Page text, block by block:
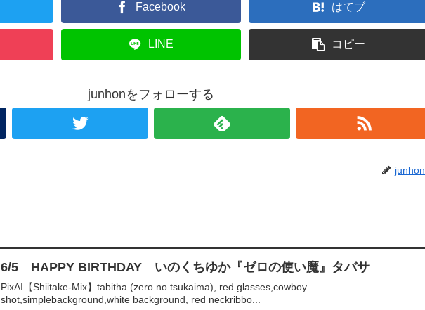
Facebook はてブ
LINE コピー
junhonをフォローする
junhon
6/5 HAPPY BIRTHDAY いのくちゆか『ゼロの使い魔』タバサ
PixAI【Shiitake-Mix】tabitha (zero no tsukaima), red glasses,cowboy
shot,simplebackground,white background, red neckribbo...